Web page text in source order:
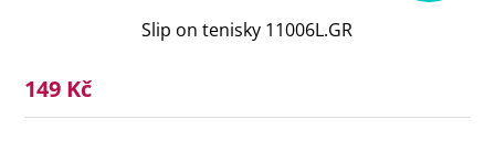
Slip on tenisky 11006L.GR
149 Kč